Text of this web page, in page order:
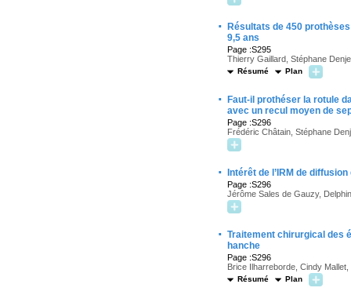
·
Résultats de 450
9,5 ans
Page :S295
Thierry Gaillard, Stéphane
Résumé Plan
·
Faut-il prothéser la rotule
avec un recul moyen de
Page :S296
Frédéric Châtain, Stéphane
· Intérêt de l’IRM de
Page :S296
Jérôme Sales de Gauzy,
· Traitement chirurgical des
hanche
Page :S296
Brice Ilharreborde, Cindy
Résumé Plan